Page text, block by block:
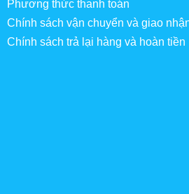
Phương thức thanh toán
Chính sách vận chuyển và giao
Chính sách trả lại hàng và hoàn tiền